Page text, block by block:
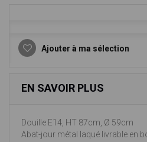
Ajouter à ma sélection
EN SAVOIR PLUS
Douille E14, HT 87cm, Ø 59cm
Abat-jour métal laqué livrable en